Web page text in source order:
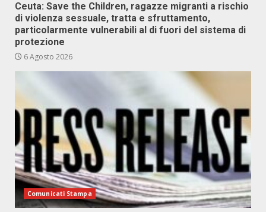
Ceuta: Save the Children, ragazze migranti a rischio
di violenza sessuale, tratta e sfruttamento,
particolarmente vulnerabili al di fuori del sistema di
protezione
6 Agosto 2026
Comunicati Stampa